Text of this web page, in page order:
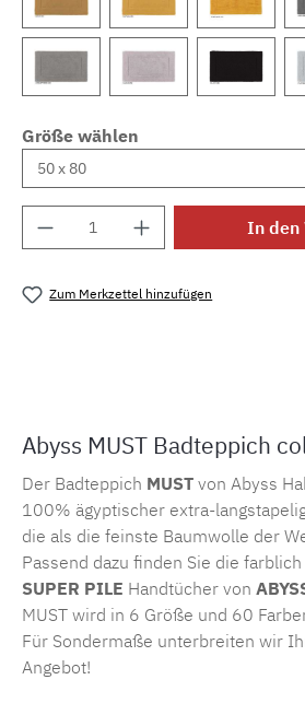
Größe wählen
Produkt Anzahl: Gib den
In den
Zum Merkzettel hinzufügen
Abyss MUST Badteppich
Der Badteppich MUST von Abyss
100% ägyptischer extra-
die als die feinste Baumwolle der
Passend dazu finden Sie die
SUPER PILE Handtücher von
MUST wird in 6 Größe und 60
Für Sondermaße unterbreiten wir
Angebot!